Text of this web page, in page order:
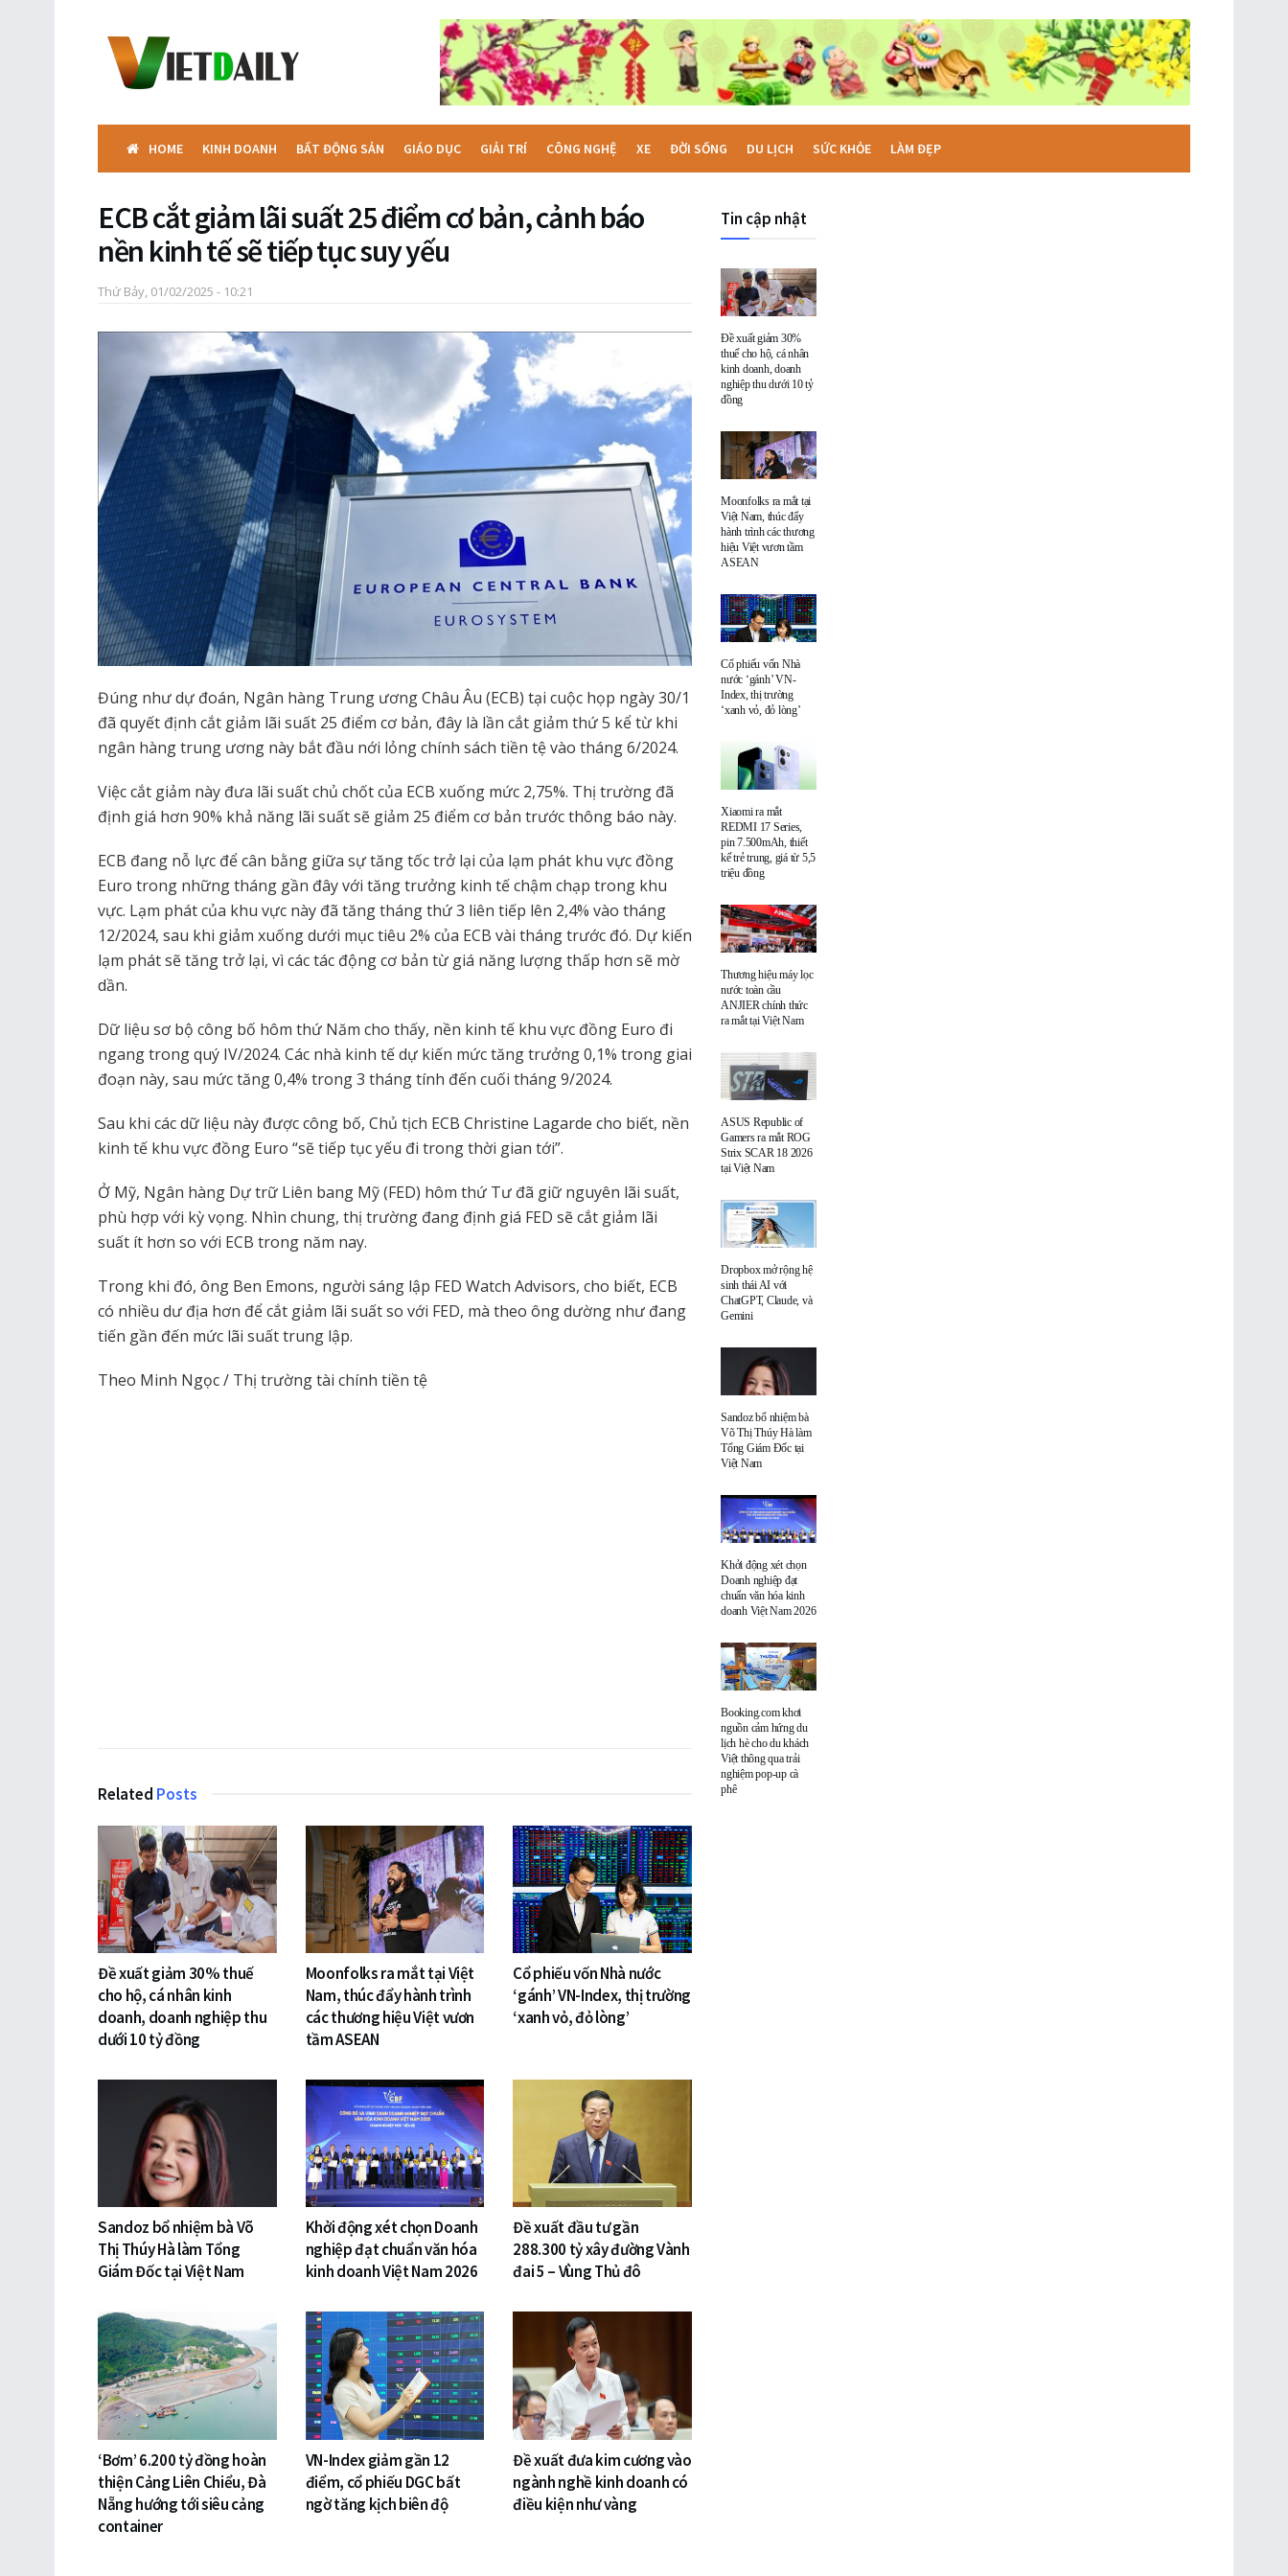
HOME KINH DOANH BẤT ĐỘNG SẢN GIÁO DỤC GIẢI TRÍ CÔNG NGHỆ XE ĐỜI SỐNG DU LỊCH SỨC KHỎE LÀM ĐẸP
ECB cắt giảm lãi suất 25 điểm cơ bản, cảnh báo
nền kinh tế sẽ tiếp tục suy yếu
Thứ Bảy, 01/02/2025 - 10:21
Đúng như dự đoán, Ngân hàng Trung ương Châu Âu (ECB) tại cuộc họp ngày 30/1
đã quyết định cắt giảm lãi suất 25 điểm cơ bản, đây là lần cắt giảm thứ 5 kể từ khi
ngân hàng trung ương này bắt đầu nới lỏng chính sách tiền tệ vào tháng 6/2024.
Việc cắt giảm này đưa lãi suất chủ chốt của ECB xuống mức 2,75%. Thị trường đã
định giá hơn 90% khả năng lãi suất sẽ giảm 25 điểm cơ bản trước thông báo này.
ECB đang nỗ lực để cân bằng giữa sự tăng tốc trở lại của lạm phát khu vực đồng
Euro trong những tháng gần đây với tăng trưởng kinh tế chậm chạp trong khu
vực. Lạm phát của khu vực này đã tăng tháng thứ 3 liên tiếp lên 2,4% vào tháng
12/2024, sau khi giảm xuống dưới mục tiêu 2% của ECB vài tháng trước đó. Dự kiến
​​lạm phát sẽ tăng trở lại, vì các tác động cơ bản từ giá năng lượng thấp hơn sẽ mờ
dần.
Dữ liệu sơ bộ công bố hôm thứ Năm cho thấy, nền kinh tế khu vực đồng Euro đi
ngang trong quý IV/2024. Các nhà kinh tế dự kiến ​​mức tăng trưởng 0,1% trong giai
đoạn này, sau mức tăng 0,4% trong 3 tháng tính đến cuối tháng 9/2024.
Sau khi các dữ liệu này được công bố, Chủ tịch ECB Christine Lagarde cho biết, nền
kinh tế khu vực đồng Euro “sẽ tiếp tục yếu đi trong thời gian tới”.
Ở Mỹ, Ngân hàng Dự trữ Liên bang Mỹ (FED) hôm thứ Tư đã giữ nguyên lãi suất,
phù hợp với kỳ vọng. Nhìn chung, thị trường đang định giá FED sẽ cắt giảm lãi
suất ít hơn so với ECB trong năm nay.
Trong khi đó, ông Ben Emons, người sáng lập FED Watch Advisors, cho biết, ECB
có nhiều dư địa hơn để cắt giảm lãi suất so với FED, mà theo ông dường như đang
tiến gần đến mức lãi suất trung lập.
Theo Minh Ngọc / Thị trường tài chính tiền tệ
Related Posts
Đề xuất giảm 30% thuế
cho hộ, cá nhân kinh
doanh, doanh nghiệp thu
dưới 10 tỷ đồng
Moonfolks ra mắt tại Việt
Nam, thúc đẩy hành trình
các thương hiệu Việt vươn
tầm ASEAN
Cổ phiếu vốn Nhà nước
‘gánh’ VN-Index, thị trường
‘xanh vỏ, đỏ lòng’
Sandoz bổ nhiệm bà Võ
Thị Thúy Hà làm Tổng
Giám Đốc tại Việt Nam
Khởi động xét chọn Doanh
nghiệp đạt chuẩn văn hóa
kinh doanh Việt Nam 2026
Đề xuất đầu tư gần
288.300 tỷ xây đường Vành
đai 5 – Vùng Thủ đô
‘Bơm’ 6.200 tỷ đồng hoàn
thiện Cảng Liên Chiểu, Đà
Nẵng hướng tới siêu cảng
container
VN-Index giảm gần 12
điểm, cổ phiếu DGC bất
ngờ tăng kịch biên độ
Đề xuất đưa kim cương vào
ngành nghề kinh doanh có
điều kiện như vàng
Tin cập nhật
Đề xuất giảm 30%
thuế cho hộ, cá nhân
kinh doanh, doanh
nghiệp thu dưới 10 tỷ
đồng
Moonfolks ra mắt tại
Việt Nam, thúc đẩy
hành trình các thương
hiệu Việt vươn tầm
ASEAN
Cổ phiếu vốn Nhà
nước ‘gánh’ VN-
Index, thị trường
‘xanh vỏ, đỏ lòng’
Xiaomi ra mắt
REDMI 17 Series,
pin 7.500mAh, thiết
kế trẻ trung, giá từ 5,5
triệu đồng
Thương hiệu máy lọc
nước toàn cầu
ANJIER chính thức
ra mắt tại Việt Nam
ASUS Republic of
Gamers ra mắt ROG
Strix SCAR 18 2026
tại Việt Nam
Dropbox mở rộng hệ
sinh thái AI với
ChatGPT, Claude, và
Gemini
Sandoz bổ nhiệm bà
Võ Thị Thúy Hà làm
Tổng Giám Đốc tại
Việt Nam
Khởi động xét chọn
Doanh nghiệp đạt
chuẩn văn hóa kinh
doanh Việt Nam 2026
Booking.com khơi
nguồn cảm hứng du
lịch hè cho du khách
Việt thông qua trải
nghiệm pop-up cà
phê